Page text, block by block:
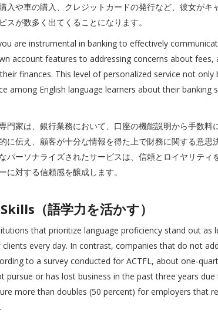
や車の購入、クレジットカードの発行など、彼女がキ
が数多く出てくることになります。
are instrumental in banking to effectively
account features to addressing concerns about fees,
finances. This level of personalized service not only
among English language learners about their banking
門家は、銀行業務において、口座の機能説明から手数料
に伝え、顧客が十分な情報を得た上で財務に関する意思
パーソナライズされたサービスは、信頼とロイヤリティ
に対する信頼感を醸成します。
（語学力を活かす）
that prioritize language proficiency stand out as
every day. In contrast, companies that do not
to a survey conducted for ACTFL, about one-
pursue or has lost business in the past three years
more than doubles (50 percent) for employers that